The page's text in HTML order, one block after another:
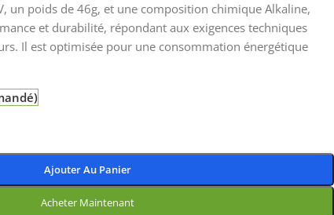
un poids de 46g, et une composition chimique Alkaline,
et durabilité, répondant aux exigences techniques
Il est optimisée pour une consommation énergétique
Ajouter Au Panier
Acheter Maintenant